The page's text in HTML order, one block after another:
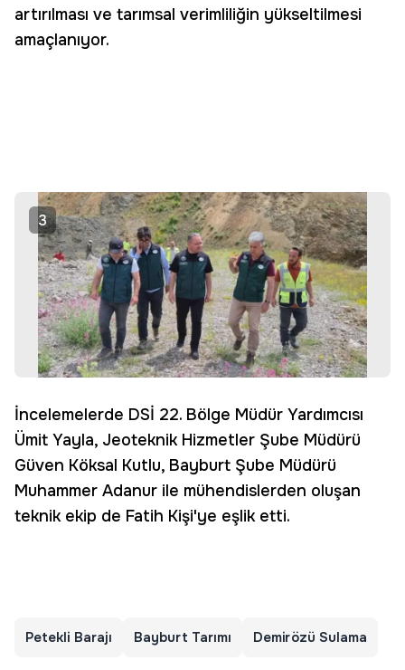
artırılması ve tarımsal verimliliğin yükseltilmesi
amaçlanıyor.
3
İncelemelerde DSİ 22. Bölge Müdür Yardımcısı
Ümit Yayla, Jeoteknik Hizmetler Şube Müdürü
Güven Köksal Kutlu, Bayburt Şube Müdürü
Muhammer Adanur ile mühendislerden oluşan
teknik ekip de Fatih Kişi'ye eşlik etti.
Petekli Barajı Bayburt Tarımı Demirözü Sulama